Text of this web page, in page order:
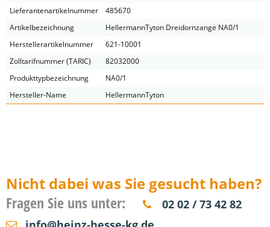
Lieferantenartikelnummer
485670
Artikelbezeichnung
HellermannTyton Dreidornzange NA0/1
Herstellerartikelnummer
621-10001
Zolltarifnummer (TARIC)
82032000
Produkttypbezeichnung
NA0/1
Hersteller-Name
HellermannTyton
Nicht dabei was Sie gesucht haben?
Fragen Sie uns unter:
02 02 / 73 42 82